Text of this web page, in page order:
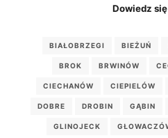
Dowiedz
BIAŁOBRZEGI BIEŻUŃ
BROK BRWINÓW
CIECHANÓW CIEPIELÓW
DOBRE DROBIN GĄBIN
GLINOJECK